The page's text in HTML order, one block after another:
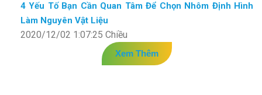
4 Yếu Tố Bạn Cần Quan Tâm Để Chọn Nhôm Định Hình
Làm Nguyên Vật Liệu
2020/12/02 1:07:25 Chiều
Xem Thêm